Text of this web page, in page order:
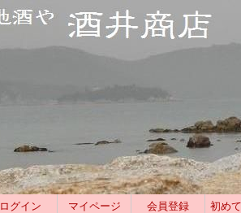
ログイン マイページ 会員登録 初め